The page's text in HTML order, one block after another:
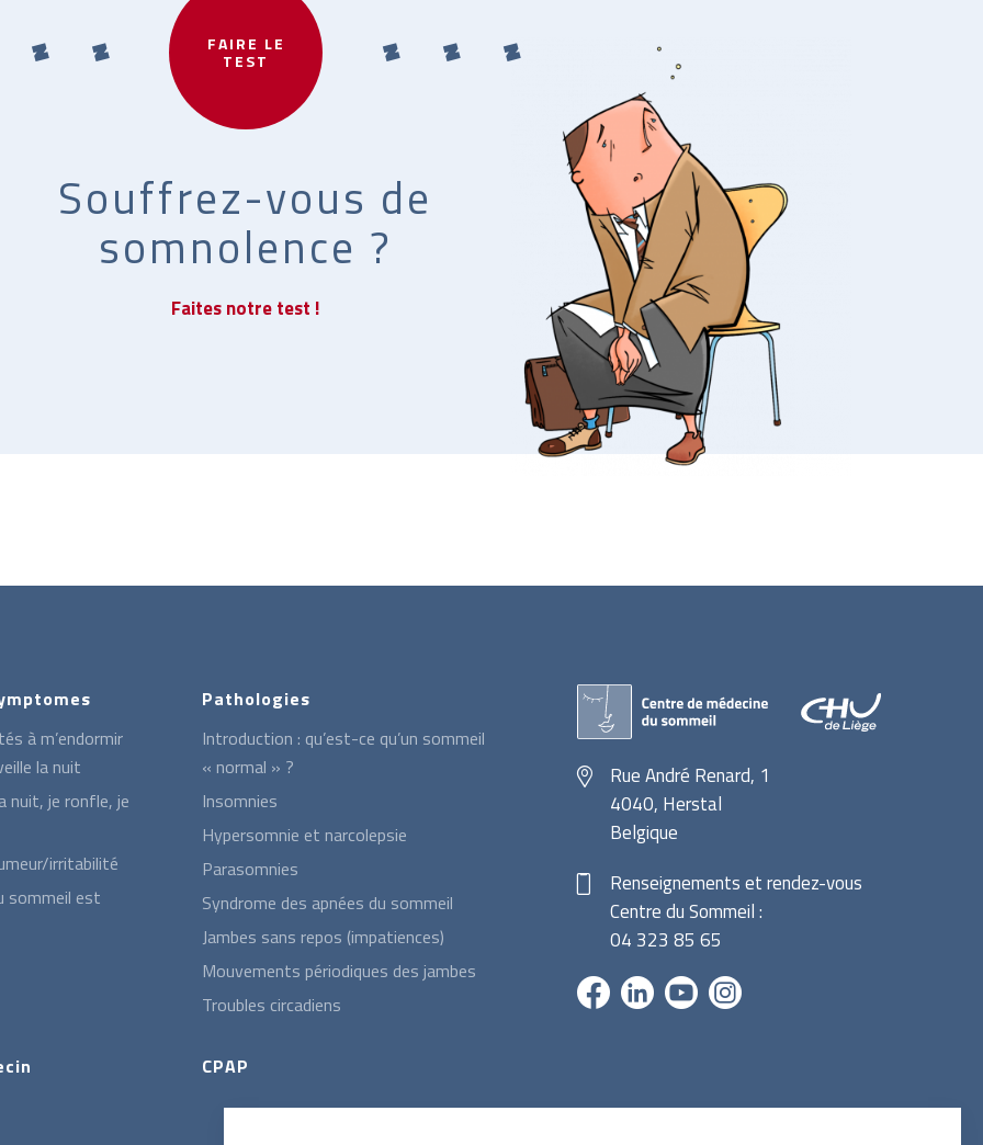
FAIRE LE
TEST
Souffrez-vous de
somnolence ?
Faites notre test !
à m’endormir
la nuit
nuit, je ronfle, je
irritabilité
sommeil est
Pathologies
Introduction : qu’est-ce qu’un sommeil
« normal » ?
Insomnies
Hypersomnie et narcolepsie
Parasomnies
Syndrome des apnées du sommeil
Jambes sans repos (impatiences)
Mouvements périodiques des jambes
Troubles circadiens
CPAP
Rue André Renard, 1
4040, Herstal
Belgique
Renseignements et rendez-vous
Centre du Sommeil :
04 323 85 65